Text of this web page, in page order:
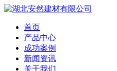
首页
产品中心
成功案例
新闻资讯
关于我们